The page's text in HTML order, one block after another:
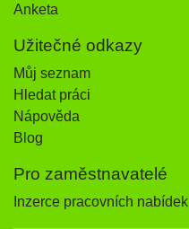
Anketa
Užitečné odkazy
Můj seznam
Hledat práci
Nápověda
Blog
Pro zaměstnavatelé
Inzerce pracovních nabídek